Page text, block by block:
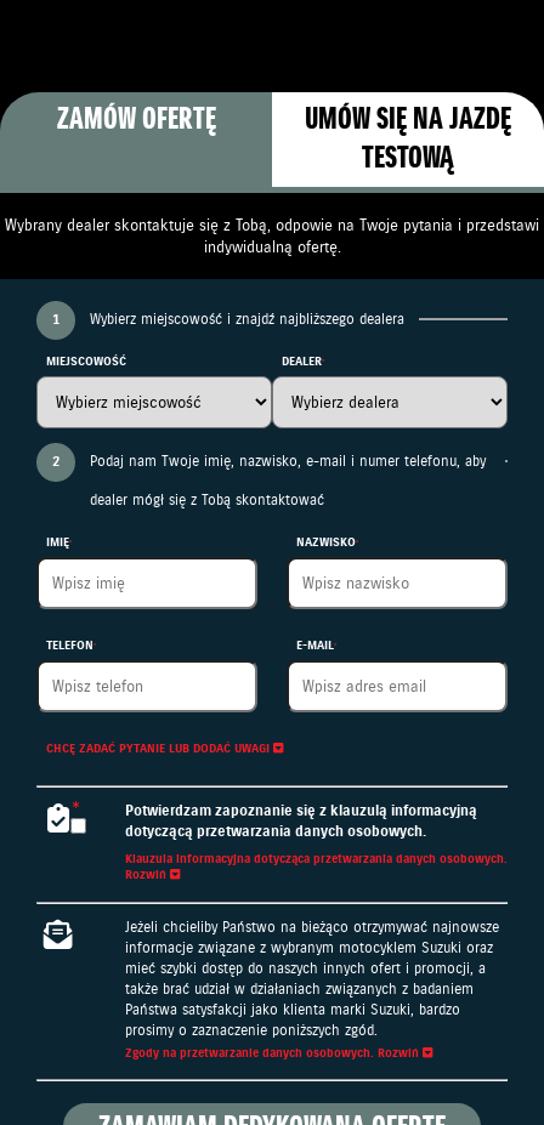
ZAMÓW OFERTĘ
UMÓW SIĘ NA JAZDĘ
TESTOWĄ
Wybrany dealer skontaktuje się z Tobą, odpowie na Twoje pytania i przedstawi
indywidualną ofertę.
1 Wybierz miejscowość i znajdź najbliższego dealera
MIEJSCOWOŚĆ DEALER
2
Podaj nam Twoje imię, nazwisko, e-mail i numer telefonu, aby
dealer mógł się z Tobą skontaktować
IMIĘ NAZWISKO
TELEFON E-MAIL
CHCĘ ZADAĆ PYTANIE LUB DODAĆ UWAGI
Potwierdzam zapoznanie się z klauzulą informacyjną
dotyczącą przetwarzania danych osobowych.
Klauzula informacyjna dotycząca przetwarzania danych osobowych.
Rozwiń
Klauzula informacyjna dotycząca przetwarzania danych
osobowych
Administratorem podanych przez Państwa danych osobowych
jest Suzuki Motor Poland Sp. z o.o. z siedzibą w Warszawie
przy ul. Połczyńskiej 10 (tel. 22 329 41 00) 01-378 Warszawa,
wpisana do rejestru przedsiębiorców KRS prowadzonego przez
Sąd Rejonowy dla m.st. Warszawy w Warszawie, XII Wydział
kapitał zakładowy 21 000 000 zł („SMP”).
W przypadku, gdy wyrazili Państwo zgodę na przetwarzanie
Jeżeli chcieliby Państwo na bieżąco otrzymywać najnowsze
informacje związane z wybranym motocyklem Suzuki oraz
mieć szybki dostęp do naszych innych ofert i promocji, a
także brać udział w działaniach związanych z badaniem
Państwa satysfakcji jako klienta marki Suzuki, bardzo
prosimy o zaznaczenie poniższych zgód.
Zgody na przetwarzanie danych osobowych. Rozwiń
celach: